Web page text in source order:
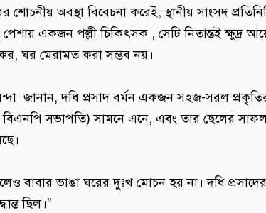
শোচনীয় অবস্থা বিবেচনা করেই, স্থানীয় সাংসদ
পেশায় একজন পল্লী চিকিৎসক , সেটি নিতান্তই ক্ষুদ্র
ঘর মেরামত করা সম্ভব নয়।
জানান, দধি প্রসাদ বর্মন একজন সহজ-সরল
সভাপতি) সামনে এনে, এবং তার ছেলের
বাবার ভাঙা ঘরের দুঃখ মোচন হয় না। দধি
ছিল।"